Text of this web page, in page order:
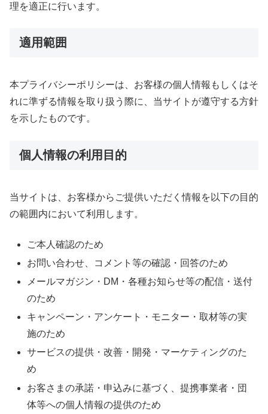
理を適正に行います。
適用範囲
本プライバシーポリシーは、お客様の個人情報もしくはそ
れに準ずる情報を取り扱う際に、当サイトが遵守する方針
を示したものです。
個人情報の利用目的
当サイトは、お客様からご提供いただく情報を以下の目的
の範囲内において利用します。
ご本人確認のため
お問い合わせ、コメント等の確認・回答のため
メールマガジン・DM・各種お知らせ等の配信・送付
のため
キャンペーン・アンケート・モニター・取材等の実
施のため
サービスの提供・改善・開発・マーケティングのた
め
お客さまの承諾・申込みに基づく、提携事業者・団
体等への個人情報の提供のため